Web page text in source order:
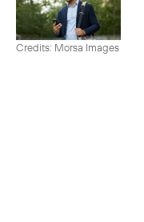
Credits: Morsa Images